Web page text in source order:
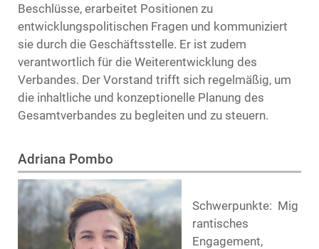
Beschlüsse, erarbeitet Positionen zu
entwicklungspolitischen Fragen und kommuniziert
sie durch die Geschäftsstelle. Er ist zudem
verantwortlich für die Weiterentwicklung des
Verbandes. Der Vorstand trifft sich regelmäßig, um
die inhaltliche und konzeptionelle Planung des
Gesamtverbandes zu begleiten und zu steuern.
Adriana Pombo
Schwerpunkte: Mig
rantisches
Engagement,